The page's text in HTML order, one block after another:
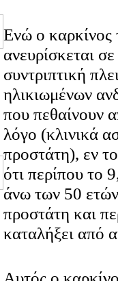
Ενώ ο καρκίνος
ανευρίσκεται
συντριπτική
ηλικιωμένων
που πεθαίνουν
λόγο (κλινικά
προστάτη), εν
ότι περίπου το
άνω των 50
προστάτη και
καταλήξει από